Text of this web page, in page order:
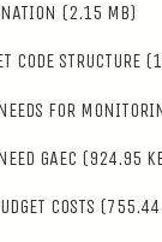
(2.15 MB)
CODE STRUCTURE
FOR
GAEC (924.95
COSTS (755.44